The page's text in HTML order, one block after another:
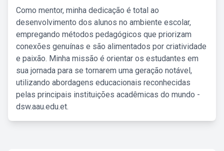
Como mentor, minha dedicação é total ao
desenvolvimento dos alunos no ambiente escolar,
empregando métodos pedagógicos que priorizam
conexões genuínas e são alimentados por criatividade
e paixão. Minha missão é orientar os estudantes em
sua jornada para se tornarem uma geração notável,
utilizando abordagens educacionais reconhecidas
pelas principais instituições acadêmicas do mundo -
dsw.aau.edu.et.